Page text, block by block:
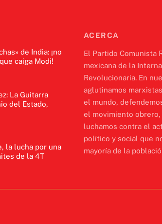
de India: ¡no
caiga Modi!
La Guitarra
del Estado,
la lucha por una
de la 4T
ACERCA
El Partido Comunista
mexicana de la
Revolucionaria. En
aglutinamos
el mundo,
el movimiento
luchamos contra el
político y social que
mayoría de la